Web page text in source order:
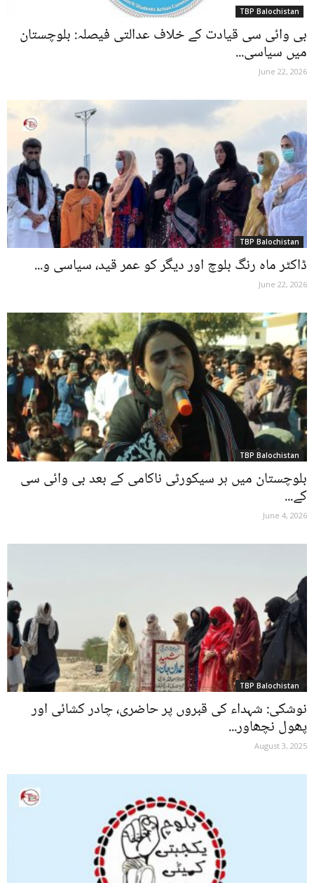
TBP Balochistan
بی وائی سی قیادت کے خلاف عدالتی فیصلہ: بلوچستان
میں سیاسی...
June 22, 2026
TBP Balochistan
ڈاکٹر ماہ رنگ بلوچ اور دیگر کو عمر قید، سیاسی و...
June 22, 2026
TBP Balochistan
بلوچستان میں ہر سیکورٹی ناکامی کے بعد بی وائی سی
کے...
June 4, 2026
TBP Balochistan
نوشکی: شہداء کی قبروں پر حاضری، چادر کشائی اور
پھول نچھاور...
August 3, 2025